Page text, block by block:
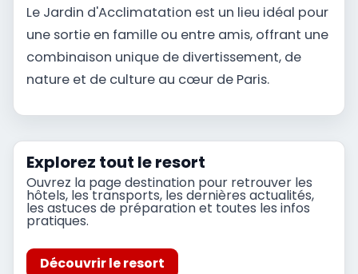
Le Jardin d'Acclimatation est un lieu idéal pour
une sortie en famille ou entre amis, offrant une
combinaison unique de divertissement, de
nature et de culture au cœur de Paris.
Explorez tout le resort
Ouvrez la page destination pour retrouver les
hôtels, les transports, les dernières actualités,
les astuces de préparation et toutes les infos
pratiques.
Découvrir le resort